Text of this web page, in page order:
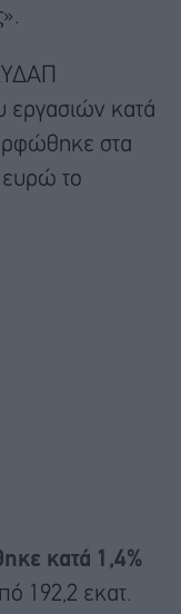
εργασιών κατά
στα
ευρώ το
κατά 1,4%
192,2 εκατ.